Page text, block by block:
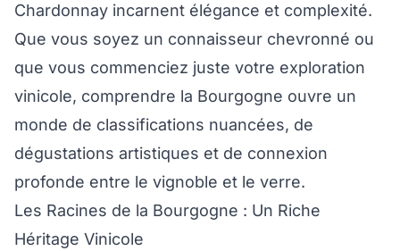
Chardonnay incarnent élégance et complexité.
Que vous soyez un connaisseur chevronné ou
que vous commenciez juste votre exploration
vinicole, comprendre la Bourgogne ouvre un
monde de classifications nuancées, de
dégustations artistiques et de connexion
profonde entre le vignoble et le verre.
Les Racines de la Bourgogne : Un Riche
Héritage Vinicole